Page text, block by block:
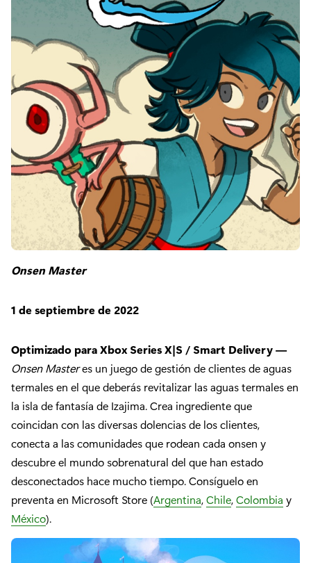
Onsen Master
1 de septiembre de 2022
Optimizado para Xbox Series X|S / Smart Delivery —
Onsen Masteres un juego de gestión de clientes de aguas
termales en el que deberás revitalizar las aguas termales en
la isla de fantasía de Izajima. Crea ingrediente que
coincidan con las diversas dolencias de los clientes,
conecta a las comunidades que rodean cada onsen y
descubre el mundo sobrenatural del que han estado
desconectados hace mucho tiempo. Consíguelo en
preventa en Microsoft Store (Argentina,Chile,Colombia y
México).